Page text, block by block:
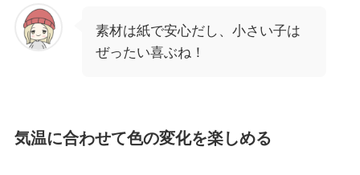
素材は紙で安心だし、小さい子は
ぜったい喜ぶね！
気温に合わせて色の変化を楽しめる